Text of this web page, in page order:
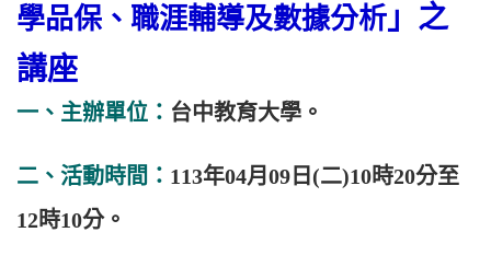
學品保、職涯輔導及數據分析 」之
講座
一、主辦單位： 台中教育大學。
二、 活動時間： 113年04月09日(二)10時20分至
12時10分。